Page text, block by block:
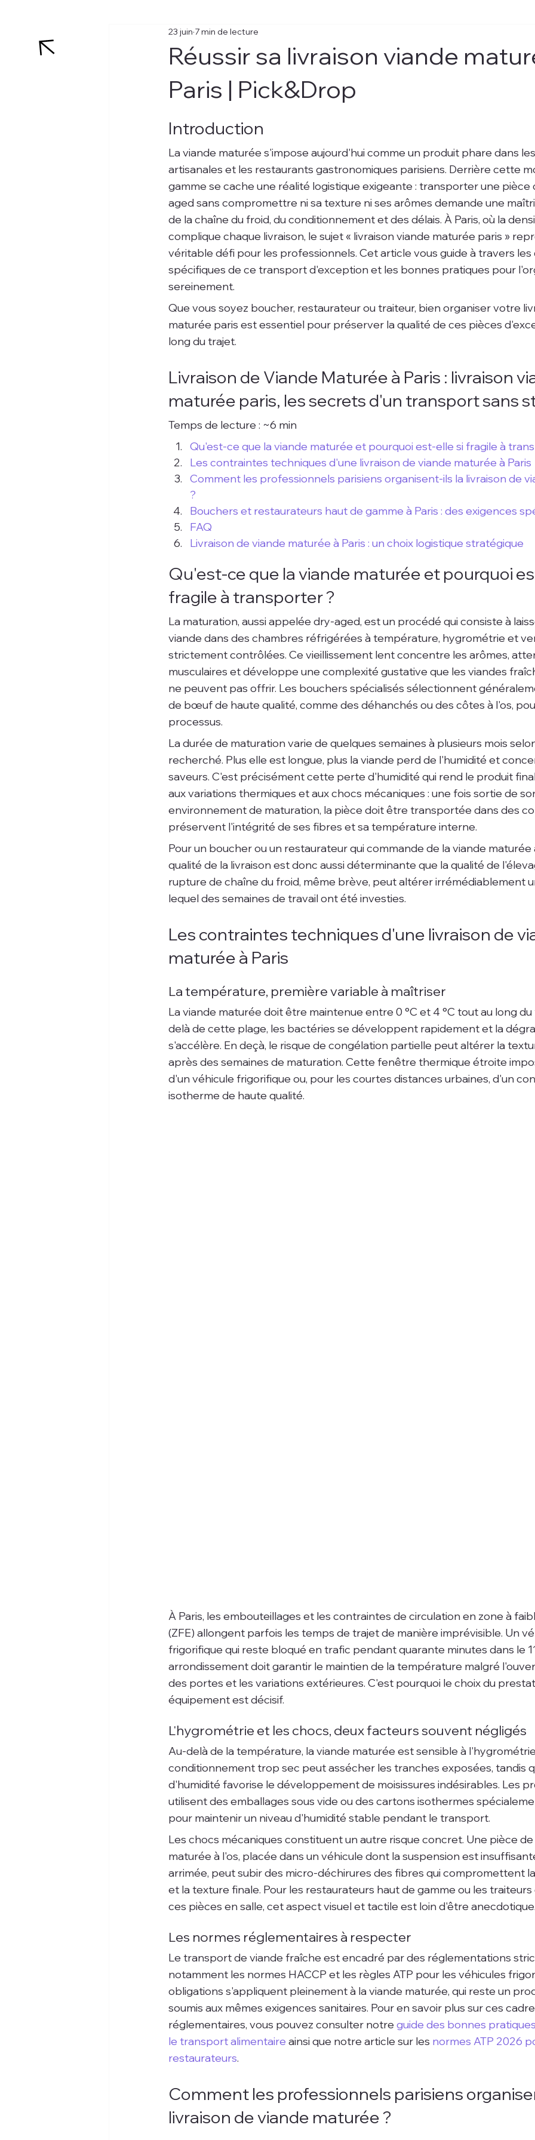
Réussir sa livraison viande
Paris | Pick&Drop
23 juin 7 min de lecture
Introduction
La viande maturée s'impose aujourd'hui comme un produit phare dans
artisanales et les restaurants gastronomiques parisiens. Derrière cette
gamme se cache une réalité logistique exigeante : transporter une
aged sans compromettre ni sa texture ni ses arômes demande une
de la chaîne du froid, du conditionnement et des délais. À Paris, où la
complique chaque livraison, le sujet « livraison viande maturée paris »
véritable défi pour les professionnels. Cet article vous guide à travers
spécifiques de ce transport d'exception et les bonnes pratiques pour
sereinement.
Que vous soyez boucher, restaurateur ou traiteur, bien organiser votre
maturée paris est essentiel pour préserver la qualité de ces pièces
long du trajet.
Livraison de Viande Maturée à Paris : livraison
maturée paris, les secrets d'un transport sans
Temps de lecture : ~6 min
Qu'est-ce que la viande maturée et pourquoi est-elle si fragile à
Les contraintes techniques d'une livraison de viande maturée à Paris
Comment les professionnels parisiens organisent-ils la livraison de
?
Bouchers et restaurateurs haut de gamme à Paris : des exigences
FAQ
Livraison de viande maturée à Paris : un choix logistique stratégique
Qu'est-ce que la viande maturée et pourquoi
fragile à transporter ?
La maturation, aussi appelée dry-aged, est un procédé qui consiste à
viande dans des chambres réfrigérées à température, hygrométrie et
strictement contrôlées. Ce vieillissement lent concentre les arômes,
musculaires et développe une complexité gustative que les viandes
ne peuvent pas offrir. Les bouchers spécialisés sélectionnent
de bœuf de haute qualité, comme des déhanchés ou des côtes à l'os,
processus.
La durée de maturation varie de quelques semaines à plusieurs mois
recherché. Plus elle est longue, plus la viande perd de l'humidité et
saveurs. C'est précisément cette perte d'humidité qui rend le produit
aux variations thermiques et aux chocs mécaniques : une fois sortie de
environnement de maturation, la pièce doit être transportée dans des
préservent l'intégrité de ses fibres et sa température interne.
Pour un boucher ou un restaurateur qui commande de la viande maturée
qualité de la livraison est donc aussi déterminante que la qualité de
rupture de chaîne du froid, même brève, peut altérer irrémédiablement
lequel des semaines de travail ont été investies.
Les contraintes techniques d'une livraison de
maturée à Paris
La température, première variable à maîtriser
La viande maturée doit être maintenue entre 0 °C et 4 °C tout au long
delà de cette plage, les bactéries se développent rapidement et la
s'accélère. En deçà, le risque de congélation partielle peut altérer la
après des semaines de maturation. Cette fenêtre thermique étroite
d'un véhicule frigorifique ou, pour les courtes distances urbaines, d'un
isotherme de haute qualité.
À Paris, les embouteillages et les contraintes de circulation en zone à
(ZFE) allongent parfois les temps de trajet de manière imprévisible. Un
frigorifique qui reste bloqué en trafic pendant quarante minutes dans le
arrondissement doit garantir le maintien de la température malgré
des portes et les variations extérieures. C'est pourquoi le choix du
équipement est décisif.
L'hygrométrie et les chocs, deux facteurs souvent négligés
Au-delà de la température, la viande maturée est sensible à
conditionnement trop sec peut assécher les tranches exposées, tandis
d'humidité favorise le développement de moisissures indésirables. Les
utilisent des emballages sous vide ou des cartons isothermes
pour maintenir un niveau d'humidité stable pendant le transport.
Les chocs mécaniques constituent un autre risque concret. Une pièce
maturée à l'os, placée dans un véhicule dont la suspension est
arrimée, peut subir des micro-déchirures des fibres qui compromettent
et la texture finale. Pour les restaurateurs haut de gamme ou les
ces pièces en salle, cet aspect visuel et tactile est loin d'être anecdotique.
Les normes réglementaires à respecter
Le transport de viande fraîche est encadré par des réglementations
notamment les normes HACCP et les règles ATP pour les véhicules
obligations s'appliquent pleinement à la viande maturée, qui reste un
soumis aux mêmes exigences sanitaires. Pour en savoir plus sur ces
réglementaires, vous pouvez consulter notre guide des bonnes
le transport alimentaire ainsi que notre article sur les normes ATP 2026
restaurateurs.
Comment les professionnels parisiens
livraison de viande maturée ?